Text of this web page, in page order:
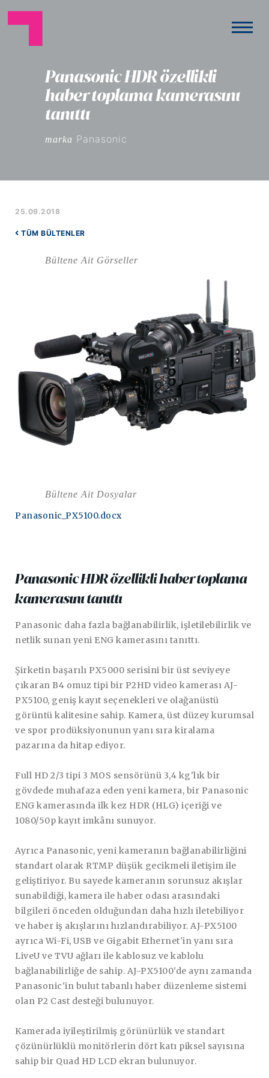
Panasonic HDR özellikli
haber toplama kamerasını
tanıttı
marka Panasonic
25.09.2018
TÜM BÜLTENLER
Bültene Ait Görseller
Bültene Ait Dosyalar
Panasonic_PX5100.docx
Panasonic HDR özellikli haber toplama
kamerasını tanıttı
Panasonic daha fazla bağlanabilirlik, işletilebilirlik ve
netlik sunan yeni ENG kamerasını tanıttı.
Şirketin başarılı PX5000 serisini bir üst seviyeye
çıkaran B4 omuz tipi bir P2HD video kamerası AJ-
PX5100, geniş kayıt seçenekleri ve olağanüstü
görüntü kalitesine sahip. Kamera, üst düzey kurumsal
ve spor prodüksiyonunun yanı sıra kiralama
pazarına da hitap ediyor.
Full HD 2/3 tipi 3 MOS sensörünü 3,4 kg'lık bir
gövdede muhafaza eden yeni kamera, bir Panasonic
ENG kamerasında ilk kez HDR (HLG) içeriği ve
1080/50p kayıt imkânı sunuyor.
Ayrıca Panasonic, yeni kameranın bağlanabilirliğini
standart olarak RTMP düşük gecikmeli iletişim ile
geliştiriyor. Bu sayede kameranın sorunsuz akışlar
sunabildiği, kamera ile haber odası arasındaki
bilgileri önceden olduğundan daha hızlı iletebiliyor
ve haber iş akışlarını hızlandırabiliyor. AJ-PX5100
ayrıca Wi-Fi, USB ve Gigabit Ethernet'in yanı sıra
LiveU ve TVU ağları ile kablosuz ve kablolu
bağlanabilirliğe de sahip. AJ-PX5100'de aynı zamanda
Panasonic'in bulut tabanlı haber düzenleme sistemi
olan P2 Cast desteği bulunuyor.
Kamerada iyileştirilmiş görünürlük ve standart
çözünürlüklü monitörlerin dört katı piksel sayısına
sahip bir Quad HD LCD ekran bulunuyor.